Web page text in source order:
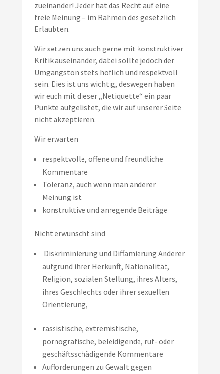
zueinander! Jeder hat das Recht auf eine
freie Meinung – im Rahmen des gesetzlich
Erlaubten.
Wir setzen uns auch gerne mit konstruktiver
Kritik auseinander, dabei sollte jedoch der
Umgangston stets höflich und respektvoll
sein. Dies ist uns wichtig, deswegen haben
wir euch mit dieser „Netiquette“ ein paar
Punkte aufgelistet, die wir auf unserer Seite
nicht akzeptieren.
Wir erwarten
respektvolle, offene und freundliche
Kommentare
Toleranz, auch wenn man anderer
Meinung ist
konstruktive und anregende Beiträge
Nicht erwünscht sind
Diskriminierung und Diffamierung Anderer
aufgrund ihrer Herkunft, Nationalität,
Religion, sozialen Stellung, ihres Alters,
ihres Geschlechts oder ihrer sexuellen
Orientierung,
rassistische, extremistische,
pornografische, beleidigende, ruf- oder
geschäftsschädigende Kommentare
Aufforderungen zu Gewalt gegen